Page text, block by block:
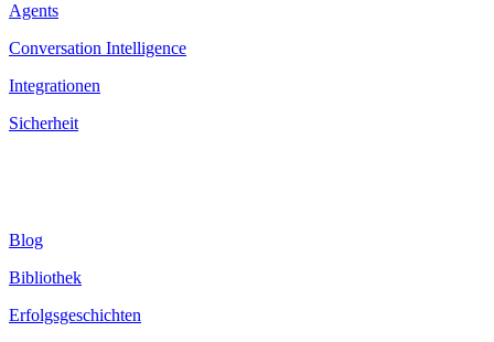
Agents
Conversation Intelligence
Integrationen
Sicherheit
Blog
Bibliothek
Erfolgsgeschichten